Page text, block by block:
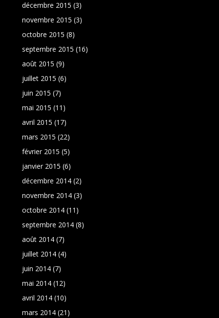
décembre 2015 (3)
novembre 2015 (3)
octobre 2015 (8)
septembre 2015 (16)
août 2015 (9)
juillet 2015 (6)
juin 2015 (7)
mai 2015 (11)
avril 2015 (17)
mars 2015 (22)
février 2015 (5)
janvier 2015 (6)
décembre 2014(2)
novembre 2014(3)
octobre 2014(11)
septembre 2014(8)
août 2014(7)
juillet 2014(4)
juin 2014(7)
mai 2014(12)
avril 2014(10)
mars 2014(21)